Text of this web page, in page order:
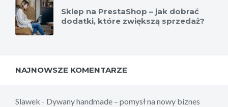
Sklep na PrestaShop – jak dobrać
dodatki, które zwiększą sprzedaż?
NAJNOWSZE KOMENTARZE
Slawek - Dywany handmade – pomysł na nowy biznes